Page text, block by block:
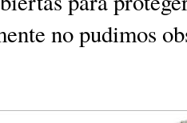
no pudimos